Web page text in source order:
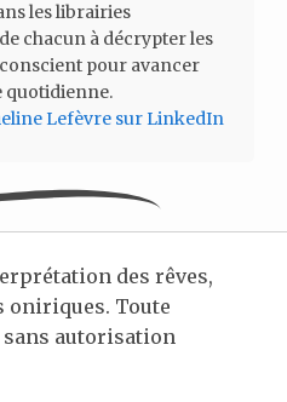
les librairies
chacun à décrypter les
pour avancer
quotidienne.
Lefèvre sur LinkedIn
des rêves,
oniriques. Toute
autorisation